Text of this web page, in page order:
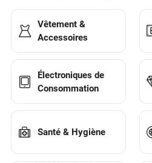
Vêtement &
Accessoires
Électroniques de
Consommation
Santé & Hygiène